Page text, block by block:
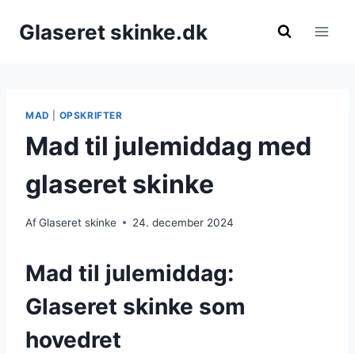
Glaseret skinke.dk
MAD OPSKRIFTER
Mad til julemiddag med
glaseret skinke
AfGlaseret skinke 24. december 2024
Mad til julemiddag:
Glaseret skinke som
hovedret